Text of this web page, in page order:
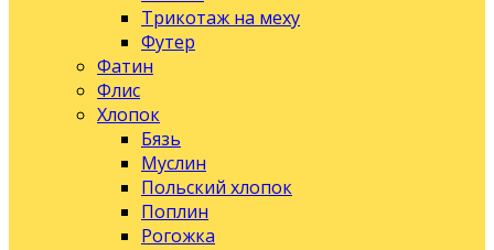
Трикотаж на меху
Футер
Фатин
Флис
Хлопок
Бязь
Муслин
Польский хлопок
Поплин
Рогожка